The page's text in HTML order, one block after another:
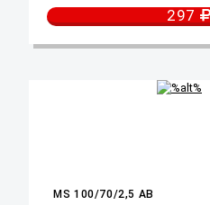
297
MS 100/70/2,5 AB